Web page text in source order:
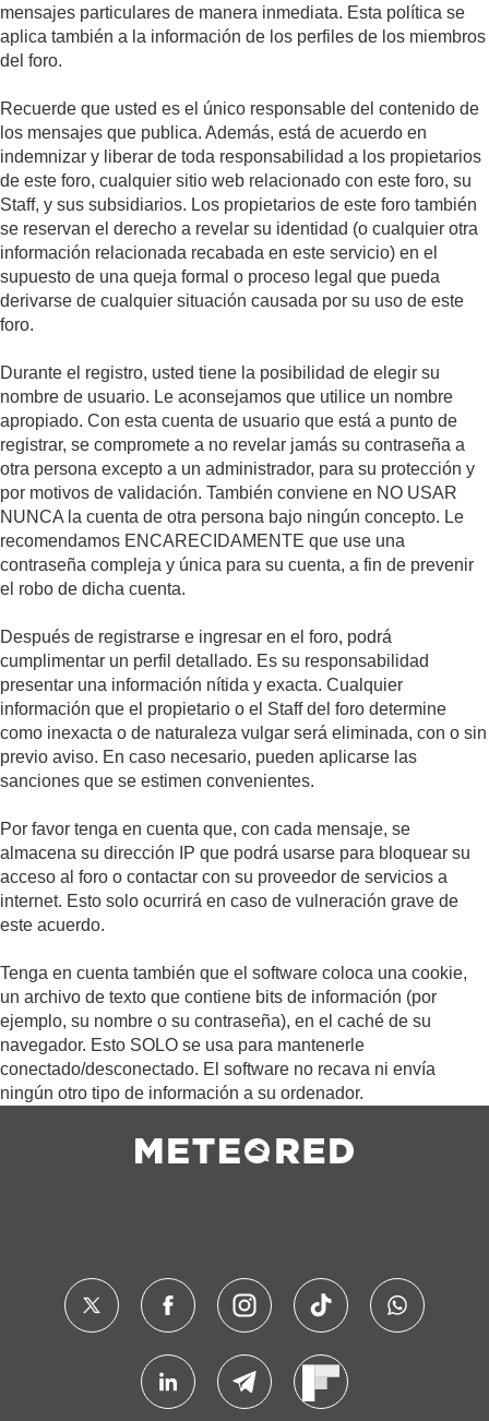
mensajes particulares de manera inmediata. Esta política se
aplica también a la información de los perfiles de los miembros
del foro.
Recuerde que usted es el único responsable del contenido de
los mensajes que publica. Además, está de acuerdo en
indemnizar y liberar de toda responsabilidad a los propietarios
de este foro, cualquier sitio web relacionado con este foro, su
Staff, y sus subsidiarios. Los propietarios de este foro también
se reservan el derecho a revelar su identidad (o cualquier otra
información relacionada recabada en este servicio) en el
supuesto de una queja formal o proceso legal que pueda
derivarse de cualquier situación causada por su uso de este
foro.
Durante el registro, usted tiene la posibilidad de elegir su
nombre de usuario. Le aconsejamos que utilice un nombre
apropiado. Con esta cuenta de usuario que está a punto de
registrar, se compromete a no revelar jamás su contraseña a
otra persona excepto a un administrador, para su protección y
por motivos de validación. También conviene en NO USAR
NUNCA la cuenta de otra persona bajo ningún concepto. Le
recomendamos ENCARECIDAMENTE que use una
contraseña compleja y única para su cuenta, a fin de prevenir
el robo de dicha cuenta.
Después de registrarse e ingresar en el foro, podrá
cumplimentar un perfil detallado. Es su responsabilidad
presentar una información nítida y exacta. Cualquier
información que el propietario o el Staff del foro determine
como inexacta o de naturaleza vulgar será eliminada, con o sin
previo aviso. En caso necesario, pueden aplicarse las
sanciones que se estimen convenientes.
Por favor tenga en cuenta que, con cada mensaje, se
almacena su dirección IP que podrá usarse para bloquear su
acceso al foro o contactar con su proveedor de servicios a
internet. Esto solo ocurrirá en caso de vulneración grave de
este acuerdo.
Tenga en cuenta también que el software coloca una cookie,
un archivo de texto que contiene bits de información (por
ejemplo, su nombre o su contraseña), en el caché de su
navegador. Esto SOLO se usa para mantenerle
conectado/desconectado. El software no recava ni envía
ningún otro tipo de información a su ordenador.